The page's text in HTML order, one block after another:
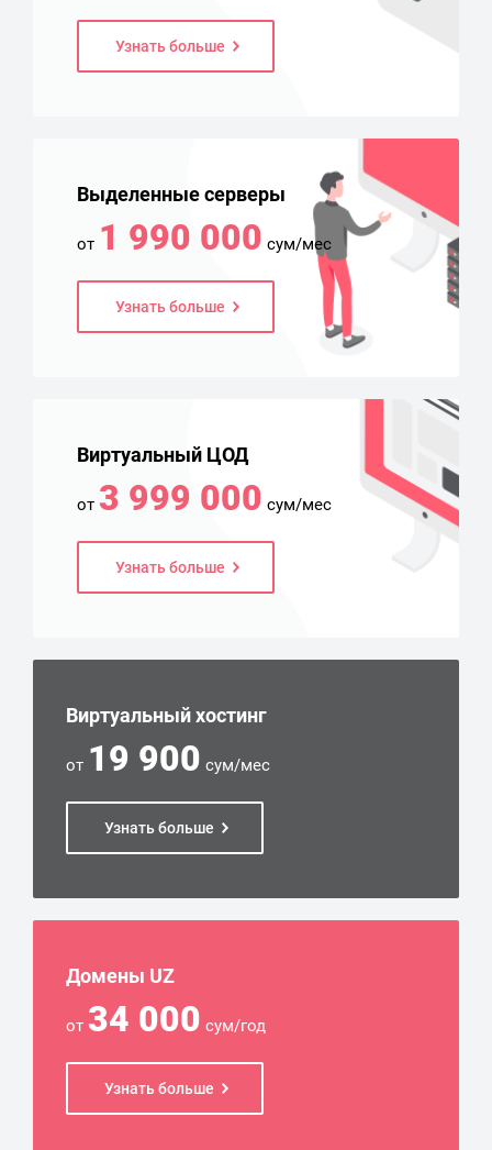
Узнать больше
Выделенные серверы
от 1 990 000 сум/мес
Узнать больше
Виртуальный ЦОД
от 3 999 000 сум/мес
Узнать больше
Виртуальный хостинг
от 19 900 сум/мес
Узнать больше
Домены UZ
от 34 000 сум/год
Узнать больше